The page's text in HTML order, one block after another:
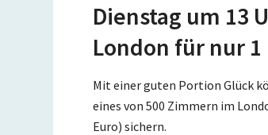
Dienstag um 13
London für nur
Mit einer guten Portion Glück
eines von 500 Zimmern im
Euro) sichern.